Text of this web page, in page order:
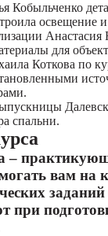
Кобыльченко
освещение
для
Коткова по
спальни.
–
вам на
при